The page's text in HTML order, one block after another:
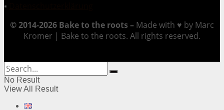
▪
© 2014-2026 Bake to the roots – Made with ♥ by Marc
Kromer | Bake to the roots. All rights reserved.
No Result
View All Result